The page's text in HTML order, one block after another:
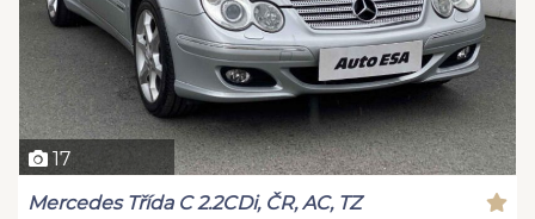
17
Mercedes Třída C 2.2CDi, ČR, AC, TZ